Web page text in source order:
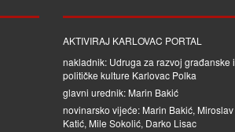
AKTIVIRAJ KARLOVAC PORTAL
nakladnik: Udruga za razvoj građanske i
političke kulture Karlovac Polka
glavni urednik: Marin Bakić
novinarsko vijeće: Marin Bakić, Miroslav
Katić, Mile Sokolić, Darko Lisac